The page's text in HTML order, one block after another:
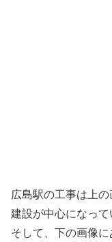
広島駅の工事は上
建設が中心になって
そして、下の画像